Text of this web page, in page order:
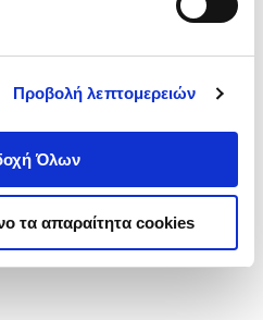
Προβολή λεπτομερειών
Όλων
τα απαραίτητα cookies